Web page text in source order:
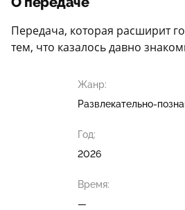
Передача, которая расширит
тем, что казалось давно
Жанр:
Развлекательно-
Год:
2026
Время:
—